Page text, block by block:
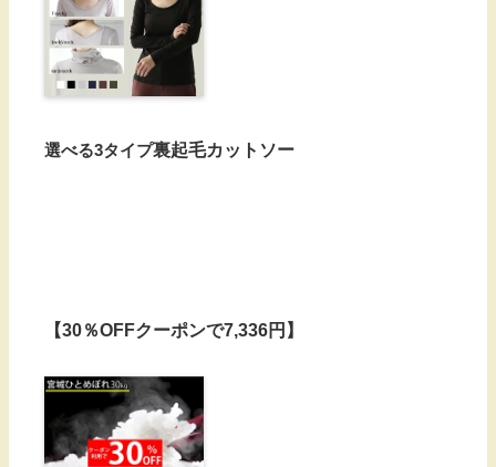
選べる3タイプ裏起毛カットソー
【30％OFFクーポンで7,336円】